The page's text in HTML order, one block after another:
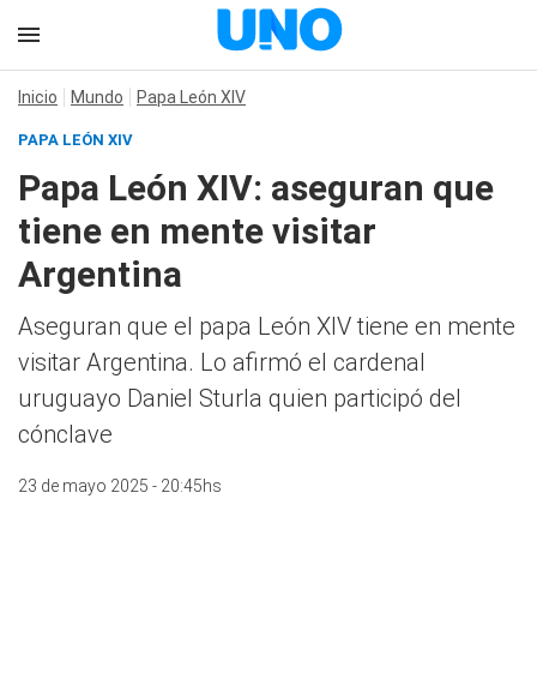
Inicio Mundo Papa León XIV
PAPA LEÓN XIV
Papa León XIV: aseguran que
tiene en mente visitar
Argentina
Aseguran que el papa León XIV tiene en mente
visitar Argentina. Lo afirmó el cardenal
uruguayo Daniel Sturla quien participó del
cónclave
23 de mayo 2025 - 20:45hs